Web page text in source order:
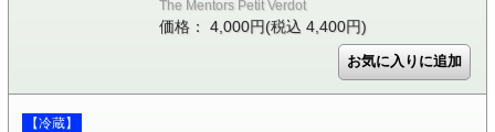
The Mentors Petit Verdot
価格： 4,000円(税込 4,400円)
【冷蔵】